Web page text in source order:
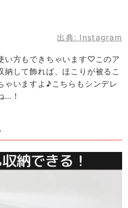
出典: Instagram
い方もできちゃいます♡このア
納して飾れば、ほこりが被るこ
ゃいますよ♪こちらもシンデレ
…！